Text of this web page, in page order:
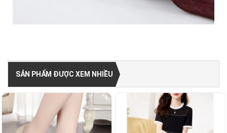
SẢN PHẨM ĐƯỢC XEM NHIỀU